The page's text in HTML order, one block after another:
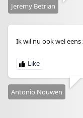
Jeremy Betrian
Ik wil nu ook wel
Antonio Nouwen